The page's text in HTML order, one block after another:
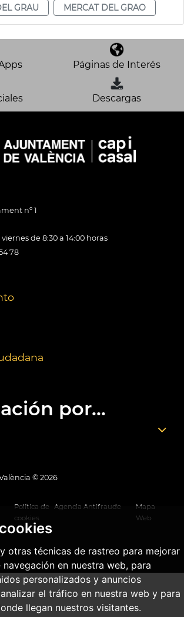
otras técnicas de rastreo para mejorar
en nuestra web, para
personalizados y anuncios
el tráfico en nuestra web y para
llegan nuestros visitantes.
GRAU
MERCAT DEL GRAO
Páginas de Interés
Descargas
nº 1
de 8:30 a 14:00 horas
78
por...
© 2026
Política de
cookies
Agencia Antifraude
Mapa
Web